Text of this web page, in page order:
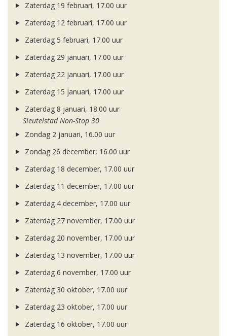
Zaterdag 19 februari, 17.00 uur
Zaterdag 12 februari, 17.00 uur
Zaterdag 5 februari, 17.00 uur
Zaterdag 29 januari, 17.00 uur
Zaterdag 22 januari, 17.00 uur
Zaterdag 15 januari, 17.00 uur
Zaterdag 8 januari, 18.00 uur
Sleutelstad Non-Stop 30
Zondag 2 januari, 16.00 uur
Zondag 26 december, 16.00 uur
Zaterdag 18 december, 17.00 uur
Zaterdag 11 december, 17.00 uur
Zaterdag 4 december, 17.00 uur
Zaterdag 27 november, 17.00 uur
Zaterdag 20 november, 17.00 uur
Zaterdag 13 november, 17.00 uur
Zaterdag 6 november, 17.00 uur
Zaterdag 30 oktober, 17.00 uur
Zaterdag 23 oktober, 17.00 uur
Zaterdag 16 oktober, 17.00 uur